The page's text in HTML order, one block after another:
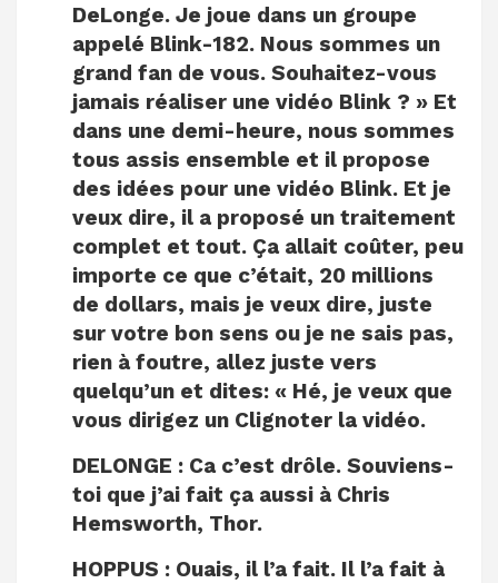
DeLonge. Je joue dans un groupe
appelé Blink-182. Nous sommes un
grand fan de vous. Souhaitez-vous
jamais réaliser une vidéo Blink ? » Et
dans une demi-heure, nous sommes
tous assis ensemble et il propose
des idées pour une vidéo Blink. Et je
veux dire, il a proposé un traitement
complet et tout. Ça allait coûter, peu
importe ce que c’était, 20 millions
de dollars, mais je veux dire, juste
sur votre bon sens ou je ne sais pas,
rien à foutre, allez juste vers
quelqu’un et dites: « Hé, je veux que
vous dirigez un Clignoter la vidéo.
DELONGE : Ca c’est drôle. Souviens-
toi que j’ai fait ça aussi à Chris
Hemsworth, Thor.
HOPPUS : Ouais, il l’a fait. Il l’a fait à